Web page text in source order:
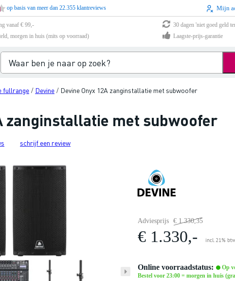
op basis van meer dan 22.355 klantreviews Mijn
vanaf € 99,-
30 dagen 'niet goed geld
morgen in huis (mits op voorraad)
Laagste-prijs-garantie
fullrange / Devine / Devine Onyx 12A zanginstallatie met subwoofer
zanginstallatie met subwoofer
schrijf een review
Adviesprijs € 1.330,35
€ 1.330,- incl. 21%
Online voorraadstatus:
Op
Bestel voor 23:00 = morgen in huis